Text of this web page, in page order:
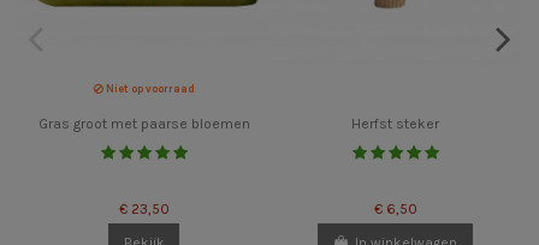
Niet op voorraad
Gras groot met paarse bloemen
€ 23,50
Herfst steker
€ 6,50